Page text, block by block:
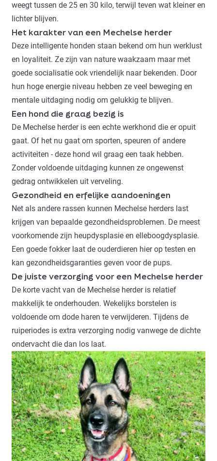
weegt tussen de 25 en 30 kilo, terwijl teven wat kleiner en
lichter blijven.
Het karakter van een Mechelse herder
Deze intelligente honden staan bekend om hun werklust
en loyaliteit. Ze zijn van nature waakzaam maar met
goede socialisatie ook vriendelijk naar bekenden. Door
hun hoge energie niveau hebben ze veel beweging en
mentale uitdaging nodig om gelukkig te blijven.
Een hond die graag bezig is
De Mechelse herder is een echte werkhond die er opuit
gaat. Of het nu gaat om sporten, speuren of andere
activiteiten - deze hond wil graag een taak hebben.
Zonder voldoende uitdaging kunnen ze ongewenst
gedrag ontwikkelen uit verveling.
Gezondheid en erfelijke aandoeningen
Net als andere rassen kunnen Mechelse herders last
krijgen van bepaalde gezondheidsproblemen. De meest
voorkomende zijn heupdysplasie en elleboogdysplasie.
Een goede fokker laat de ouderdieren hier op testen en
kan gezondheidsgaranties geven voor de pups.
De juiste verzorging voor een Mechelse herder
De korte vacht van de Mechelse herder is relatief
makkelijk te onderhouden. Wekelijks borstelen is
voldoende om dode haren te verwijderen. Tijdens de
ruiperiodes is extra verzorging nodig vanwege de dichte
ondervacht die dan los laat.